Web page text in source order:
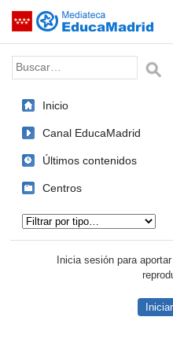
Saltar navegación
Palabra o frase:
Inicio
Canal EducaMadrid
Últimos contenidos
Centros
Inicia sesión para